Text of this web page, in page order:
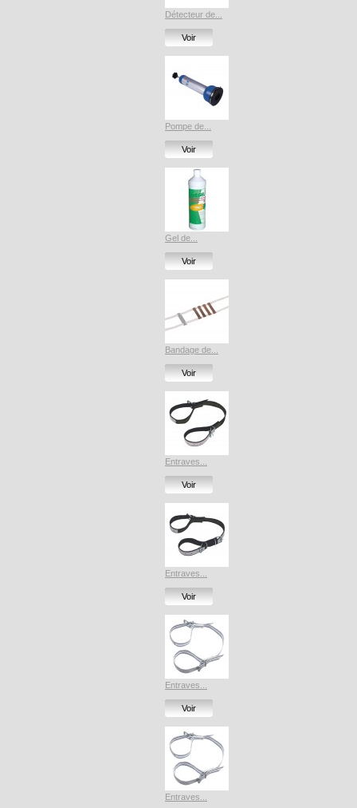
Détecteur de...
Voir
Pompe de...
Voir
Gel de...
Voir
Bandage de...
Voir
Entraves...
Voir
Entraves...
Voir
Entraves...
Voir
Entraves...